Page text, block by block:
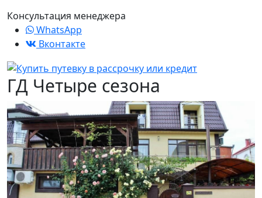
Консультация менеджера
WhatsApp
Вконтакте
ГД Четыре сезона